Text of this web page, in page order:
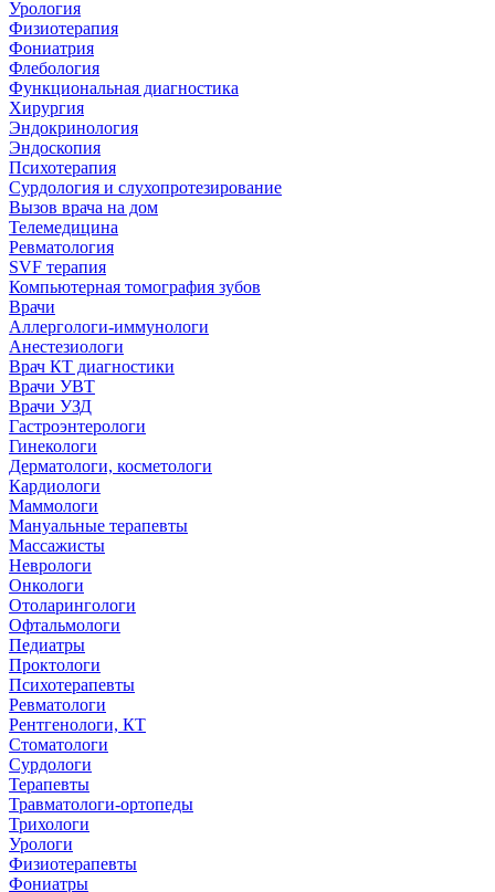
Урология
Физиотерапия
Фониатрия
Флебология
Функциональная диагностика
Хирургия
Эндокринология
Эндоскопия
Психотерапия
Сурдология и слухопротезирование
Вызов врача на дом
Телемедицина
Ревматология
SVF терапия
Компьютерная томография зубов
Врачи
Аллергологи-иммунологи
Анестезиологи
Врач КТ диагностики
Врачи УВТ
Врачи УЗД
Гастроэнтерологи
Гинекологи
Дерматологи, косметологи
Кардиологи
Маммологи
Мануальные терапевты
Массажисты
Неврологи
Онкологи
Отоларингологи
Офтальмологи
Педиатры
Проктологи
Психотерапевты
Ревматологи
Рентгенологи, КТ
Стоматологи
Сурдологи
Терапевты
Травматологи-ортопеды
Трихологи
Урологи
Физиотерапевты
Фониатры